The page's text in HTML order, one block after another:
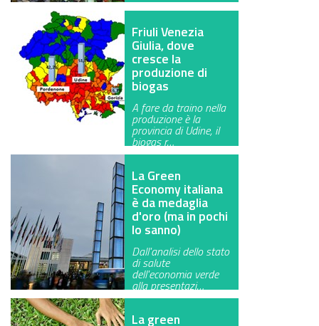
Friuli Venezia
Giulia, dove
cresce la
produzione di
biogas
A fare da traino nella
produzione è la
provincia di Udine, il
biogas r…
La Green
Economy italiana
è da medaglia
d'oro (ma in pochi
lo sanno)
Dall'analisi dello stato
di salute
dell'economia verde
alla presentazi…
La green